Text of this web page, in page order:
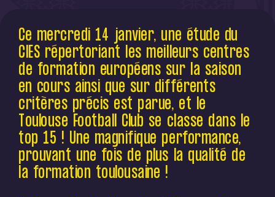
Le Toulouse Football Club dans le top 15 des
meilleurs centre de formation européens
depuis le début de saison !
Ce mercredi 14 janvier, une étude du
CIES répertoriant les meilleurs centres
de formation européens sur la saison
en cours ainsi que sur différents
critères précis est parue, et le
Toulouse Football Club se classe dans le
top 15 ! Une magnifique performance,
prouvant une fois de plus la qualité de
la formation toulousaine !